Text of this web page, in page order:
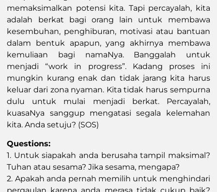
memaksimalkan potensi kita. Tapi percayalah, kita
adalah berkat bagi orang lain untuk membawa
kesembuhan, penghiburan, motivasi atau bantuan
dalam bentuk apapun, yang akhirnya membawa
kemuliaan bagi namaNya. Banggalah untuk
menjadi “work in progress”. Kadang proses ini
mungkin kurang enak dan tidak jarang kita harus
keluar dari zona nyaman. Kita tidak harus sempurna
dulu untuk mulai menjadi berkat. Percayalah,
kuasaNya sanggup mengatasi segala kelemahan
kita. Anda setuju? (SOS)
Questions:
1. Untuk siapakah anda berusaha tampil maksimal?
Tuhan atau sesama? Jika sesama, mengapa?
2. Apakah anda pernah memilih untuk menghindari
pergaulan karena anda merasa tidak cukup baik?